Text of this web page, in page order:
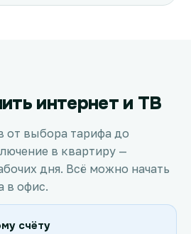
интернет и ТВ
от выбора тарифа до
в квартиру —
дня. Всё можно начать
в офис.
счёту